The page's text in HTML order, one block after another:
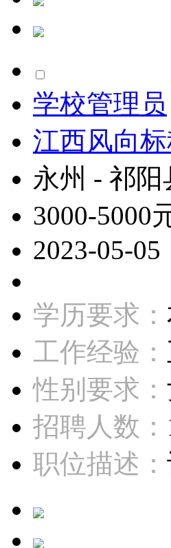
学校管理员
江西风向
永州 - 祁阳
3000-5000
2023-05-05
学历要求：
工作经验：
性别要求：
招聘人数：
职位描述：